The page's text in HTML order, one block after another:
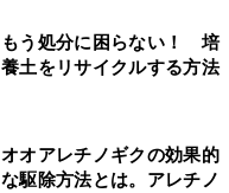
もう処分に困らない！ 培
養土をリサイクルする方法
オオアレチノギクの効果的
な駆除方法とは。アレチノ